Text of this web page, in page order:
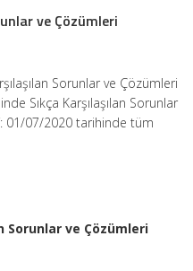
ve Çözümleri
Sorunlar ve Çözümleri
Sıkça Karşılaşılan Sorunlar
01/07/2020 tarihinde tüm
Sorunlar ve Çözümleri